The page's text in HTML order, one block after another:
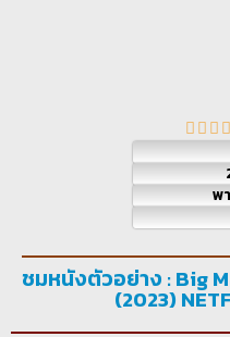
พ
ชมหนังตัวอย่าง : Big
(2023)